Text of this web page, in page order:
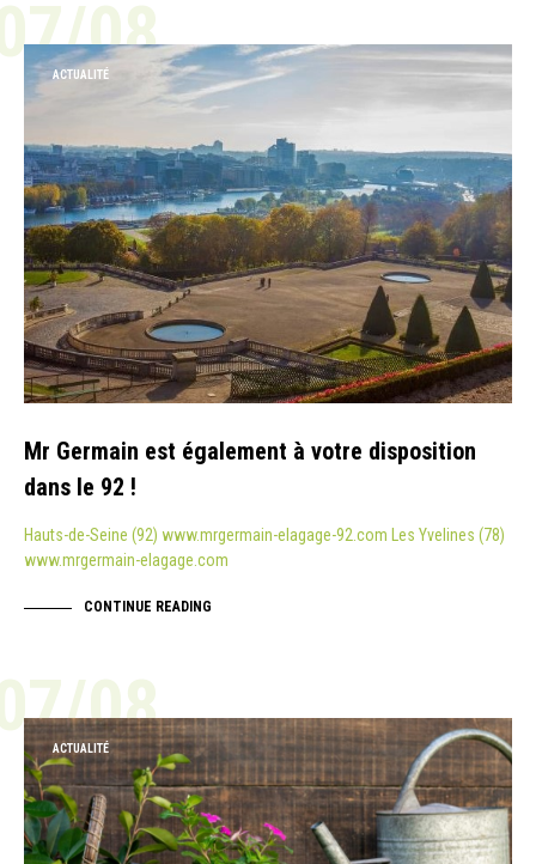
08
ACTUALITÉ
Mr Germain est également à votre disposition
dans le 92 !
Hauts-de-Seine (92) www.mrgermain-elagage-92.com Les Yvelines (78)
www.mrgermain-elagage.com
CONTINUE READING
08
ACTUALITÉ